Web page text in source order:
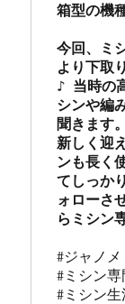
箱型の機
今回、ミ
より下取
♪ 当時の
シンや編
聞きます。
新しく迎
ンも長く
てしっか
ォローさ
らミシン
#ジャノメ
#ミシン
#ミシン